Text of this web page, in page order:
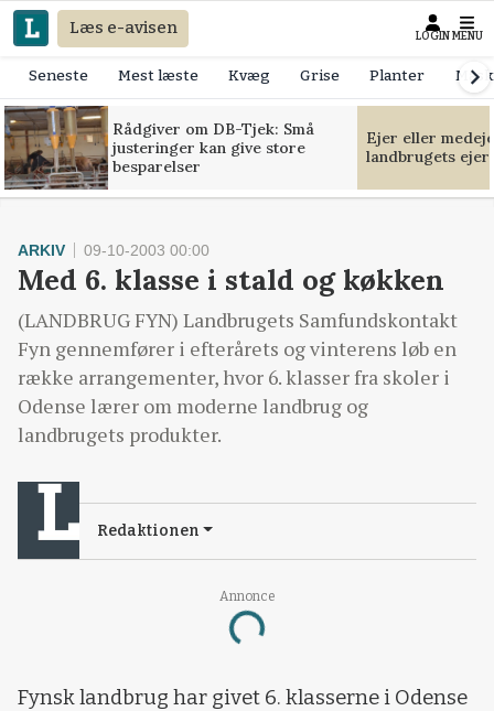
Læs e-avisen LOGIN MENU
Seneste Mest læste Kvæg Grise Planter
Rådgiver om DB-Tjek: Små
justeringer kan give store
besparelser
Ejer eller
landbrugets
Annonce
Loading...
ARKIV 09-10-2003 00:00
Med 6. klasse i stald og køkken
(LANDBRUG FYN) Landbrugets Samfundskontakt
Fyn gennemfører i efterårets og vinterens løb en
række arrangementer, hvor 6. klasser fra skoler i
Odense lærer om moderne landbrug og
landbrugets produkter.
Redaktionen
Fynsk landbrug har givet 6. klasserne i Odense